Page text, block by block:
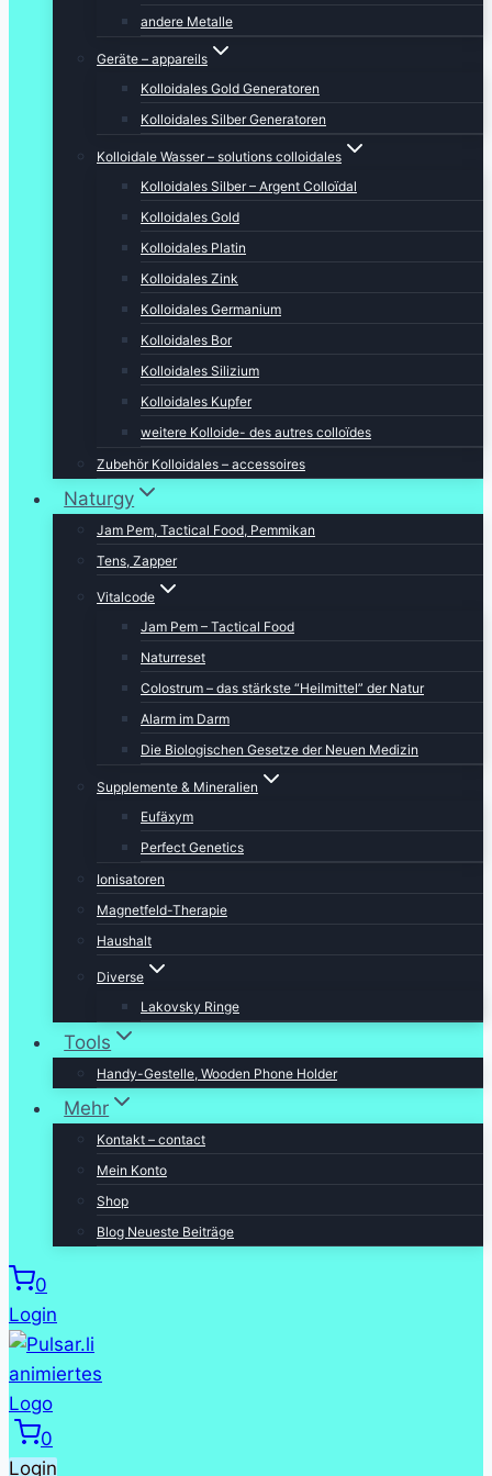
andere Metalle
Geräte – appareils
Kolloidales Gold Generatoren
Kolloidales Silber Generatoren
Kolloidale Wasser – solutions colloidales
Kolloidales Silber – Argent Colloïdal
Kolloidales Gold
Kolloidales Platin
Kolloidales Zink
Kolloidales Germanium
Kolloidales Bor
Kolloidales Silizium
Kolloidales Kupfer
weitere Kolloide- des autres colloïdes
Zubehör Kolloidales – accessoires
Naturgy
Jam Pem, Tactical Food, Pemmikan
Tens, Zapper
Vitalcode
Jam Pem – Tactical Food
Naturreset
Colostrum – das stärkste “Heilmittel” der Natur
Alarm im Darm
Die Biologischen Gesetze der Neuen Medizin
Supplemente & Mineralien
Eufäxym
Perfect Genetics
Ionisatoren
Magnetfeld-Therapie
Haushalt
Diverse
Lakovsky Ringe
Tools
Handy-Gestelle, Wooden Phone Holder
Mehr
Kontakt – contact
Mein Konto
Shop
Blog Neueste Beiträge
0
Login
0
Login